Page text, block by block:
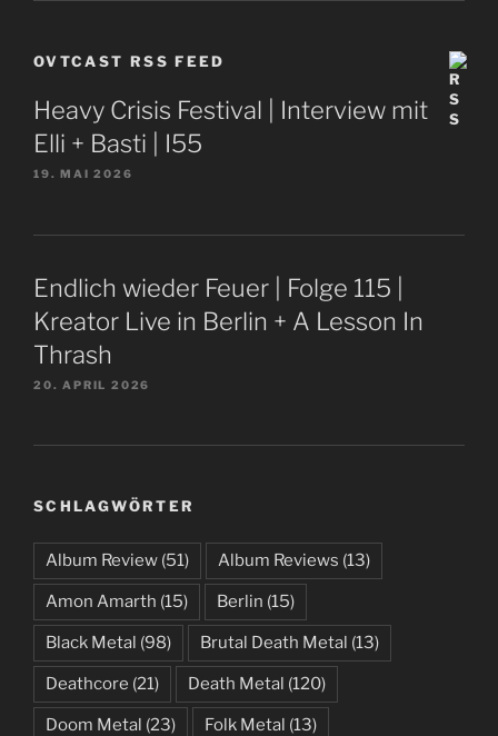
OVTCAST RSS FEED
Heavy Crisis Festival | Interview mit
Elli + Basti | I55
19. MAI 2026
Endlich wieder Feuer | Folge 115 |
Kreator Live in Berlin + A Lesson In
Thrash
20. APRIL 2026
SCHLAGWÖRTER
Album Review (51) Album Reviews (13)
Amon Amarth (15) Berlin (15)
Black Metal (98) Brutal Death Metal (13)
Deathcore (21) Death Metal (120)
Doom Metal (23) Folk Metal (13)